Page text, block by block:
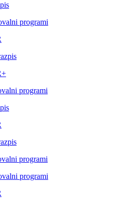
programi
programi
programi
programi